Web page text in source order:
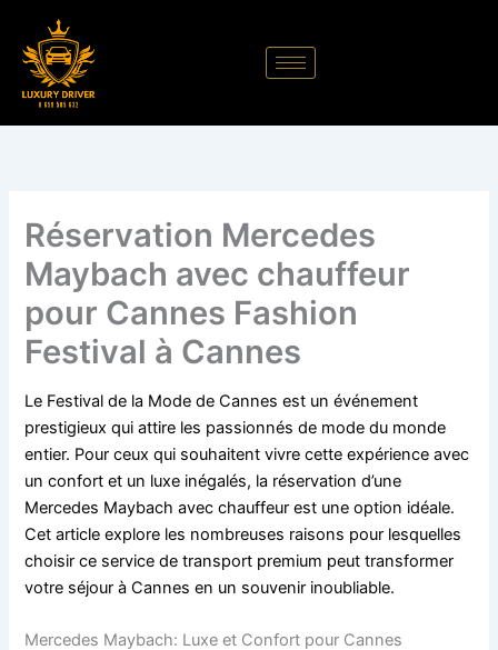
contenu
Réservation Mercedes
Maybach avec chauffeur
pour Cannes Fashion
Festival à Cannes
Le Festival de la Mode de Cannes est un événement
prestigieux qui attire les passionnés de mode du monde
entier. Pour ceux qui souhaitent vivre cette expérience avec
un confort et un luxe inégalés, la réservation d’une
Mercedes Maybach avec chauffeur est une option idéale.
Cet article explore les nombreuses raisons pour lesquelles
choisir ce service de transport premium peut transformer
votre séjour à Cannes en un souvenir inoubliable.
Mercedes Maybach: Luxe et Confort pour Cannes